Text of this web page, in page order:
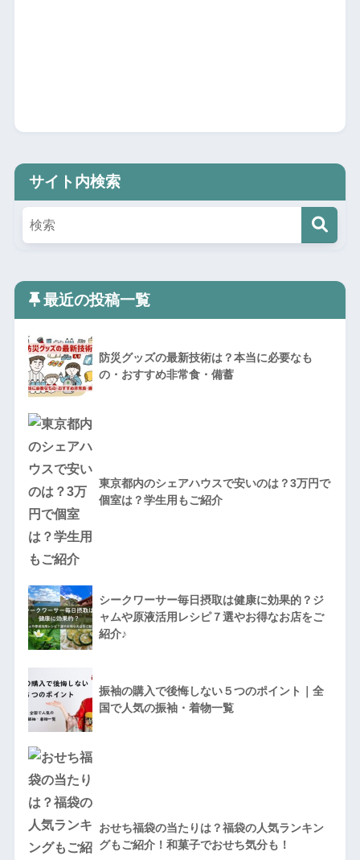
サイト内検索
最近の投稿一覧
防災グッズの最新技術は？本当に必要なも
の・おすすめ非常食・備蓄
東京都内のシェアハウスで安いのは？3万円で
個室は？学生用もご紹介
シークワーサー毎日摂取は健康に効果的？ジ
ャムや原液活用レシピ７選やお得なお店をご
紹介♪
振袖の購入で後悔しない５つのポイント｜全
国で人気の振袖・着物一覧
おせち福袋の当たりは？福袋の人気ランキン
グもご紹介！和菓子でおせち気分も！